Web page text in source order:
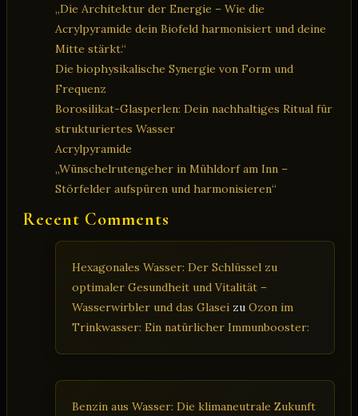
„Die Architektur der Energie – Wie die
Acrylpyramide dein Biofeld harmonisiert und deine
Mitte stärkt.“
Die biophysikalische Synergie von Form und
Frequenz
Borosilikat-Glasperlen: Dein nachhaltiges Ritual für
strukturiertes Wasser
Acrylpyramide
„Wünschelrutengeher in Mühldorf am Inn –
Störfelder aufspüren und harmonisieren“
Recent Comments
Hexagonales Wasser: Der Schlüssel zu
optimaler Gesundheit und Vitalität –
Wasserwirbler und das Glasei zu Ozon im
Trinkwasser: Ein natürlicher Immunbooster:
Benzin aus Wasser: Die klimaneutrale Zukunft